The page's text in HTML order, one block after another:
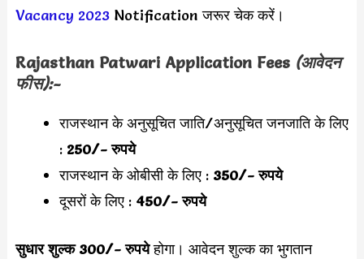
Vacancy 2023Notification जरूर चेक करें।
Rajasthan Patwari Application Fees (आवेदन
फीस):-
राजस्थान के अनुसूचित जाति/अनुसूचित जनजाति के लिए
: 250/- रुपये
राजस्थान के ओबीसी के लिए : 350/- रुपये
दूसरों के लिए : 450/- रुपये
सुधार शुल्क 300/- रुपयेहोगा। आवेदन शुल्क का भुगतान